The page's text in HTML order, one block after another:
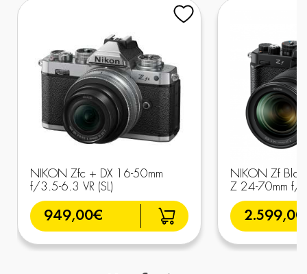
NIKON Zfc + DX 16-50mm
f/3.5-6.3 VR (SL)
949,00€
NIKON Zf
Z 24-70mm f/